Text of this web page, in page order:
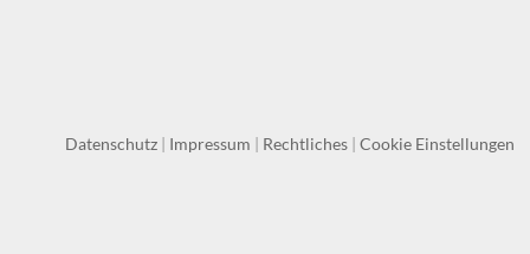
Datenschutz| Impressum | Rechtliches| Cookie Einstellungen